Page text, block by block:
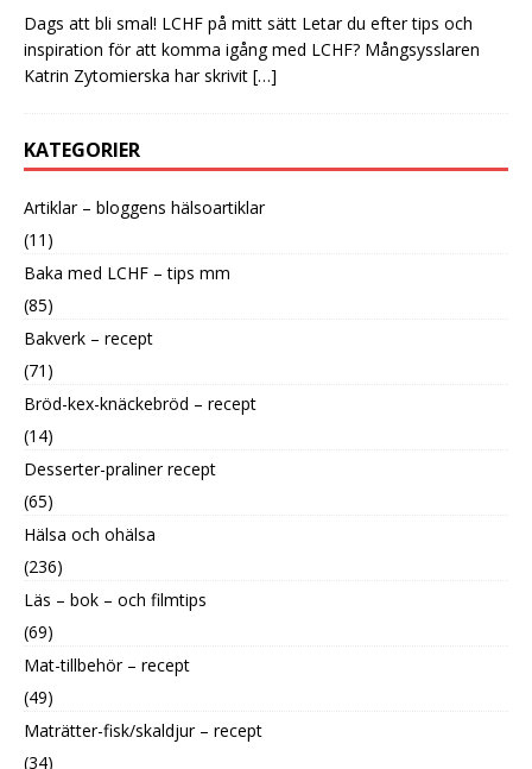
Dags att bli smal! LCHF på mitt sätt Letar du efter tips och
inspiration för att komma igång med LCHF? Mångsysslaren
Katrin Zytomierska har skrivit […]
KATEGORIER
Artiklar – bloggens hälsoartiklar
(11)
Baka med LCHF – tips mm
(85)
Bakverk – recept
(71)
Bröd-kex-knäckebröd – recept
(14)
Desserter-praliner recept
(65)
Hälsa och ohälsa
(236)
Läs – bok – och filmtips
(69)
Mat-tillbehör – recept
(49)
Maträtter-fisk/skaldjur – recept
(34)